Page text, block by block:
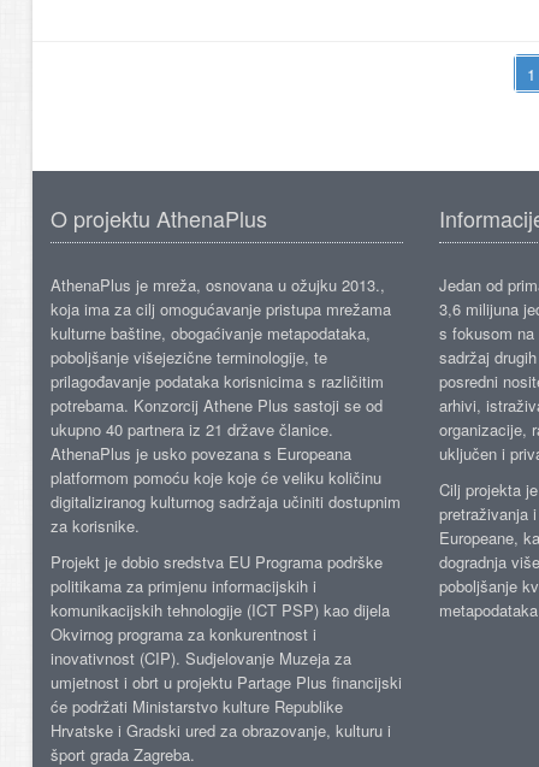
O projektu AthenaPlus
AthenaPlus je mreža, osnovana u ožujku 2013.,
koja ima za cilj omogućavanje pristupa mrežama
kulturne baštine, obogaćivanje metapodataka,
poboljšanje višejezične terminologije, te
prilagođavanje podataka korisnicima s različitim
potrebama. Konzorcij Athene Plus sastoji se od
ukupno 40 partnera iz 21 države članice.
AthenaPlus je usko povezana s Europeana
platformom pomoću koje koje će veliku količinu
digitaliziranog kulturnog sadržaja učiniti dostupnim
za korisnike.
Projekt je dobio sredstva EU Programa podrške
politikama za primjenu informacijskih i
komunikacijskih tehnologije (ICT PSP) kao dijela
Okvirnog programa za konkurentnost i
inovativnost (CIP). Sudjelovanje Muzeja za
umjetnost i obrt u projektu Partage Plus financijski
će podržati Ministarstvo kulture Republike
Hrvatske i Gradski ured za obrazovanje, kulturu i
šport grada Zagreba.
Jedan od
3,6 milijuna
s fokusom
sadržaj
posredni
arhivi,
organizacije,
uključen i
Cilj projekta
pretraživanja
Europeane,
dogradnja
poboljšanje